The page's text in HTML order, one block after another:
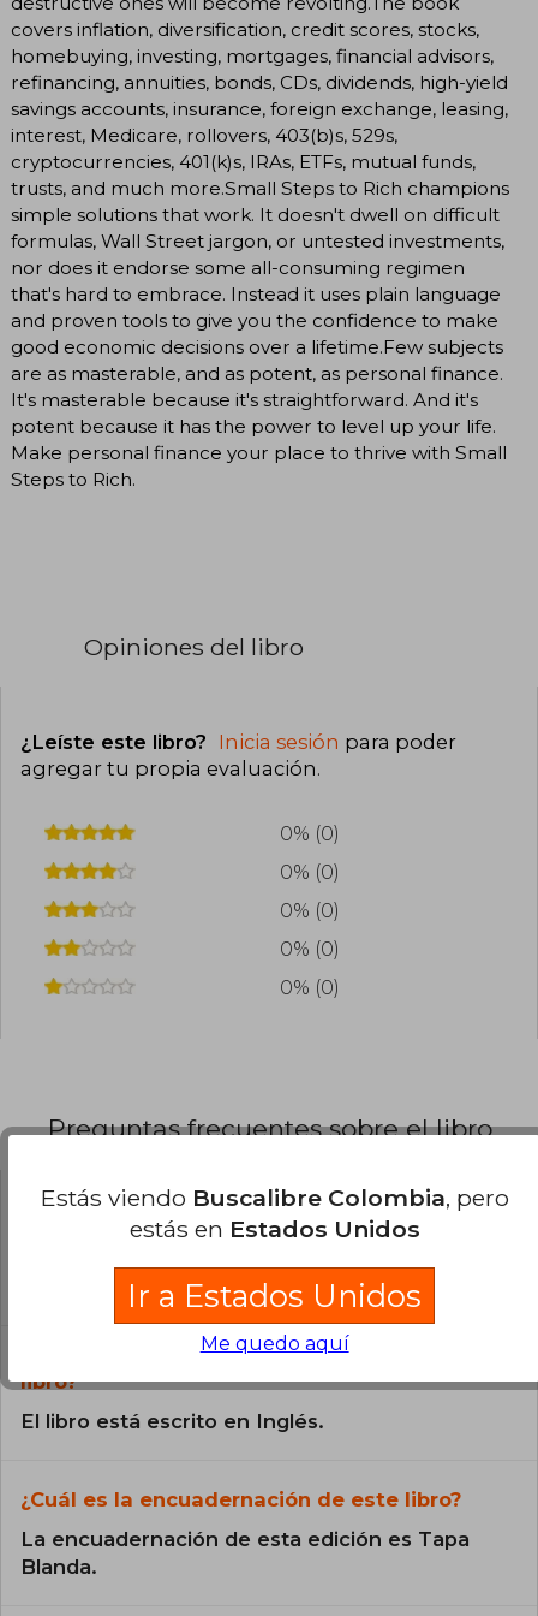
covers inflation, diversification, credit scores, stocks,
homebuying, investing, mortgages, financial advisors,
refinancing, annuities, bonds, CDs, dividends, high-yield
savings accounts, insurance, foreign exchange, leasing,
interest, Medicare, rollovers, 403(b)s, 529s,
cryptocurrencies, 401(k)s, IRAs, ETFs, mutual funds,
trusts, and much more.Small Steps to Rich champions
simple solutions that work. It doesn't dwell on difficult
formulas, Wall Street jargon, or untested investments,
nor does it endorse some all-consuming regimen
that's hard to embrace. Instead it uses plain language
and proven tools to give you the confidence to make
good economic decisions over a lifetime.Few subjects
are as masterable, and as potent, as personal finance.
It's masterable because it's straightforward. And it's
potent because it has the power to level up your life.
Make personal finance your place to thrive with Small
Steps to Rich.
Opiniones del libro
¿Leíste este libro? Inicia sesión para poder
agregar tu propia evaluación.
0% (0)
0% (0)
0% (0)
0% (0)
0% (0)
Preguntas frecuentes sobre el libro
¿El libro es original?
catálogo son Originales.
¿En qué Idioma está escrito el
libro?
El libro está escrito en Inglés.
¿Cuál es la encuadernación de este libro?
La encuadernación de esta edición es Tapa
Blanda.
Estás viendo Buscalibre Colombia, pero
estás en Estados Unidos
Ir a Estados Unidos
Me quedo aquí